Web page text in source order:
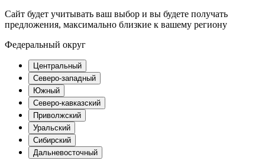
Сайт будет учитывать ваш выбор и вы будете получать
предложения, максимально близкие к вашему региону
Федеральный округ
Центральный
Северо-западный
Южный
Северо-кавказский
Приволжский
Уральский
Сибирский
Дальневосточный